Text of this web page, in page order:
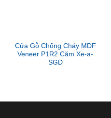
Cửa Gỗ Chống Cháy MDF
Veneer P1R2 Căm Xe-a-
SGD